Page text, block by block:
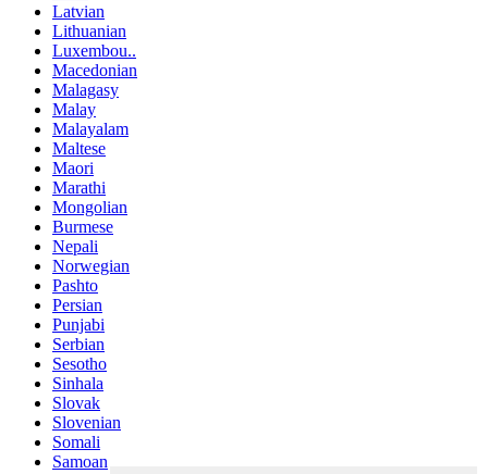
Latvian
Lithuanian
Luxembou..
Macedonian
Malagasy
Malay
Malayalam
Maltese
Maori
Marathi
Mongolian
Burmese
Nepali
Norwegian
Pashto
Persian
Punjabi
Serbian
Sesotho
Sinhala
Slovak
Slovenian
Somali
Samoan